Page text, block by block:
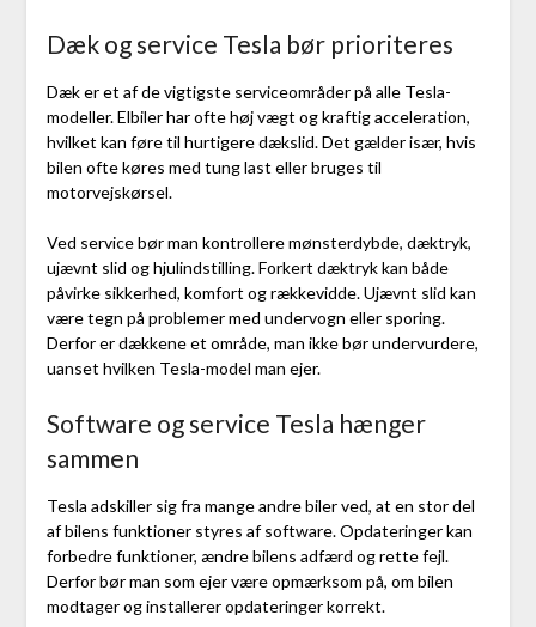
Dæk og service Tesla bør prioriteres
Dæk er et af de vigtigste serviceområder på alle Tesla-
modeller. Elbiler har ofte høj vægt og kraftig acceleration,
hvilket kan føre til hurtigere dækslid. Det gælder især, hvis
bilen ofte køres med tung last eller bruges til
motorvejskørsel.
Ved service bør man kontrollere mønsterdybde, dæktryk,
ujævnt slid og hjulindstilling. Forkert dæktryk kan både
påvirke sikkerhed, komfort og rækkevidde. Ujævnt slid kan
være tegn på problemer med undervogn eller sporing.
Derfor er dækkene et område, man ikke bør undervurdere,
uanset hvilken Tesla-model man ejer.
Software og service Tesla hænger
sammen
Tesla adskiller sig fra mange andre biler ved, at en stor del
af bilens funktioner styres af software. Opdateringer kan
forbedre funktioner, ændre bilens adfærd og rette fejl.
Derfor bør man som ejer være opmærksom på, om bilen
modtager og installerer opdateringer korrekt.